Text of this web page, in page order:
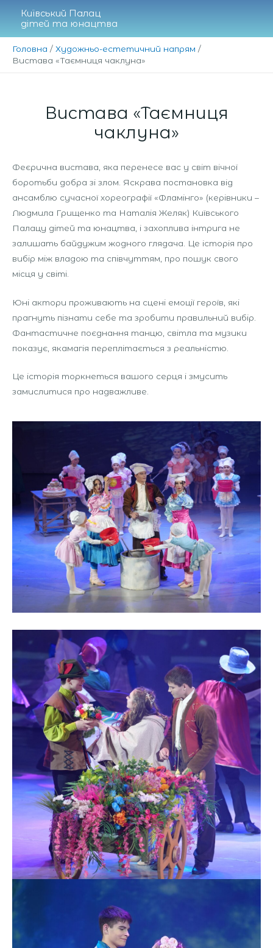
вмісту
Київський Палац
дітей та юнацтва
Головна
Художньо-естетичний напрям
Вистава «Таємниця чаклуна»
Вистава «Таємниця
чаклуна»
Феєрична вистава, яка перенесе вас у світ вічної
боротьби добра зі злом. Яскрава постановка від
ансамблю сучасної хореографії «Фламінго» (керівники –
Людмила Грищенко та Наталія Желяк) Київського
Палацу дітей та юнацтва, і захоплива інтрига не
залишать байдужим жодного глядача. Це історія про
вибір між владою та співчуттям, про пошук свого
місця у світі.
Юні актори проживають на сцені емоції героїв, які
прагнуть пізнати себе та зробити правильний вибір.
Фантастичне поєднання танцю, світла та музики
показує, якамагія переплітається з реальністю.
Це історія торкнеться вашого серця і змусить
замислитися про надважливе.